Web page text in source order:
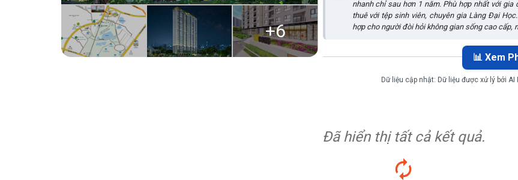
+6
nhanh chỉ sau hơn 1 năm. Phù hợp nhất với
thuê với tệp sinh viên, chuyên gia Làng Đại
hợp cho người đòi hỏi không gian sống cao cấp,
📊 Xem
Dữ liệu cập nhật: Dữ liệu được xử lý bởi
Đã hiển thị tất cả kết quả.